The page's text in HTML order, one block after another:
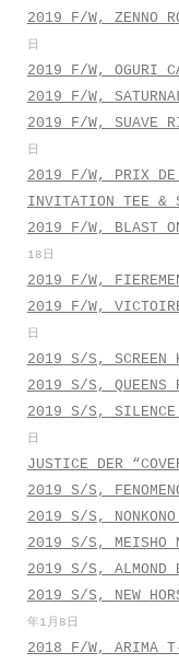
2019 F/W, ZENNO
日
2019 F/W, OGURI
2019 F/W,
2019 F/W, SUAVE
日
2019 F/W, PRIX DE
INVITATION TEE &
2019 F/W, BLAST
18日
2019 F/W,
2019 F/W,
日
2019 S/S, SCREEN
2019 S/S, QUEENS
2019 S/S, SILENCE
日
JUSTICE DER
2019 S/S,
2019 S/S,
2019 S/S, MEISHO
2019 S/S, ALMOND
2019 S/S, NEW
年1月8日
2018 F/W, ARIMA